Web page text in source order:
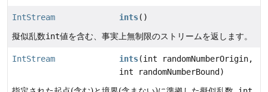
IntStream ints()
擬似乱数int値を含む、事実上無制限のストリームを返します。
IntStream ints(int randomNumberOrigin,
int randomNumberBound)